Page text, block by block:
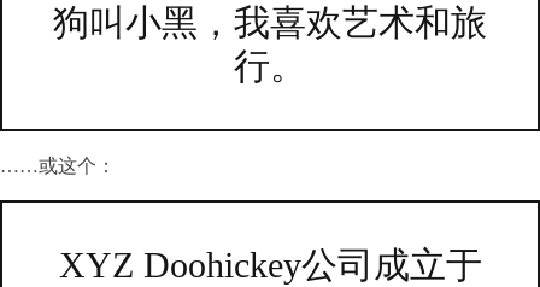
狗叫小黑，我喜欢艺术和旅
行。
……或这个：
XYZ Doohickey公司成立于